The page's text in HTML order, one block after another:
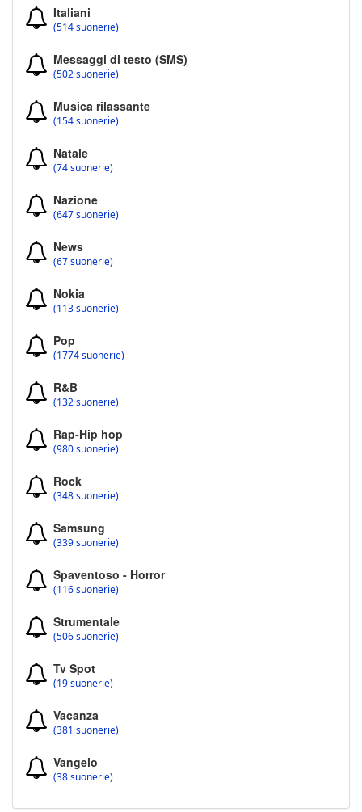
Italiani
(514 suonerie)
Messaggi di testo (SMS)
(502 suonerie)
Musica rilassante
(154 suonerie)
Natale
(74 suonerie)
Nazione
(647 suonerie)
News
(67 suonerie)
Nokia
(113 suonerie)
Pop
(1774 suonerie)
R&B
(132 suonerie)
Rap-Hip hop
(980 suonerie)
Rock
(348 suonerie)
Samsung
(339 suonerie)
Spaventoso - Horror
(116 suonerie)
Strumentale
(506 suonerie)
Tv Spot
(19 suonerie)
Vacanza
(381 suonerie)
Vangelo
(38 suonerie)